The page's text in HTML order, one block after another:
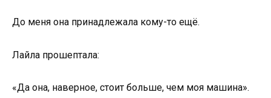
До меня она принадлежала кому-то ещё.
Лайла прошептала:
«Да она, наверное, стоит больше, чем моя машина».